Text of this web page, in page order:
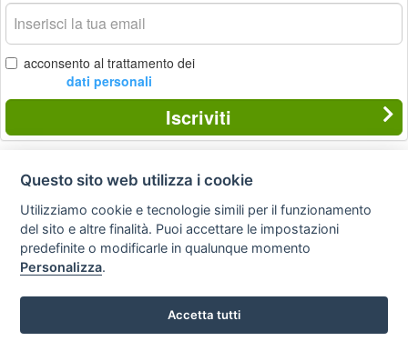
La
tua
email
acconsento al trattamento dei
dati personali
Iscriviti
Privacy
policy
Avviso
legale
Preferenze cookie
Copyright © 2008
SVILUPPO TURISMO ITALIA S.r.L. unipersonale
P.IVA: 01665350433 - R.E.A. FM-195884 Via A. Costa, 2
Questo sito web utilizza i cookie
Utilizziamo cookie e tecnologie simili per il funzionamento
del sito e altre finalità. Puoi accettare le impostazioni
predefinite o modificarle in qualunque momento
Personalizza.
Accetta tutti